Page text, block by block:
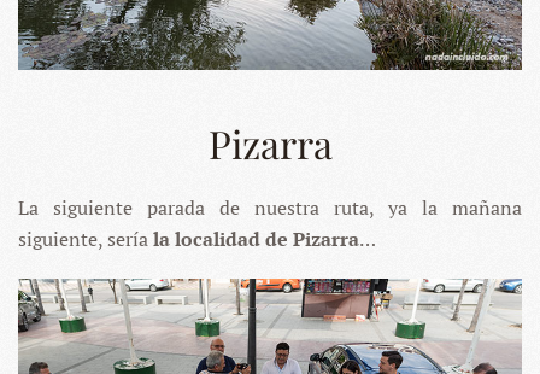
Pizarra
La siguiente parada de nuestra ruta, ya la mañana
siguiente, seríala localidad de Pizarra…